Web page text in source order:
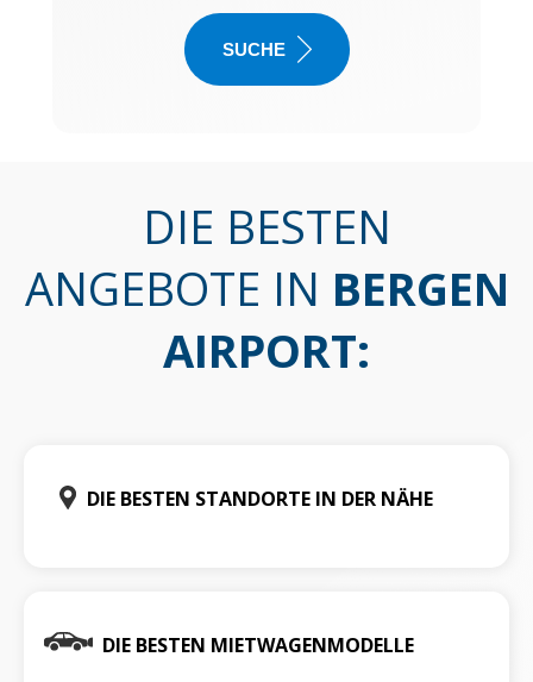
SUCHE
DIE BESTEN
ANGEBOTE IN BERGEN
AIRPORT:
DIE BESTEN STANDORTE IN DER NÄHE
DIE BESTEN MIETWAGENMODELLE